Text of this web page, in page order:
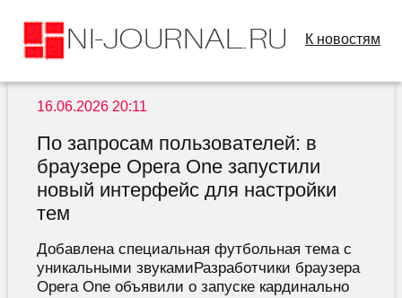
К новостям
16.06.2026 20:11
По запросам пользователей: в
браузере Opera One запустили
новый интерфейс для настройки
тем
Добавлена специальная футбольная тема с
уникальными звукамиРазработчики браузера
Opera One объявили о запуске кардинально